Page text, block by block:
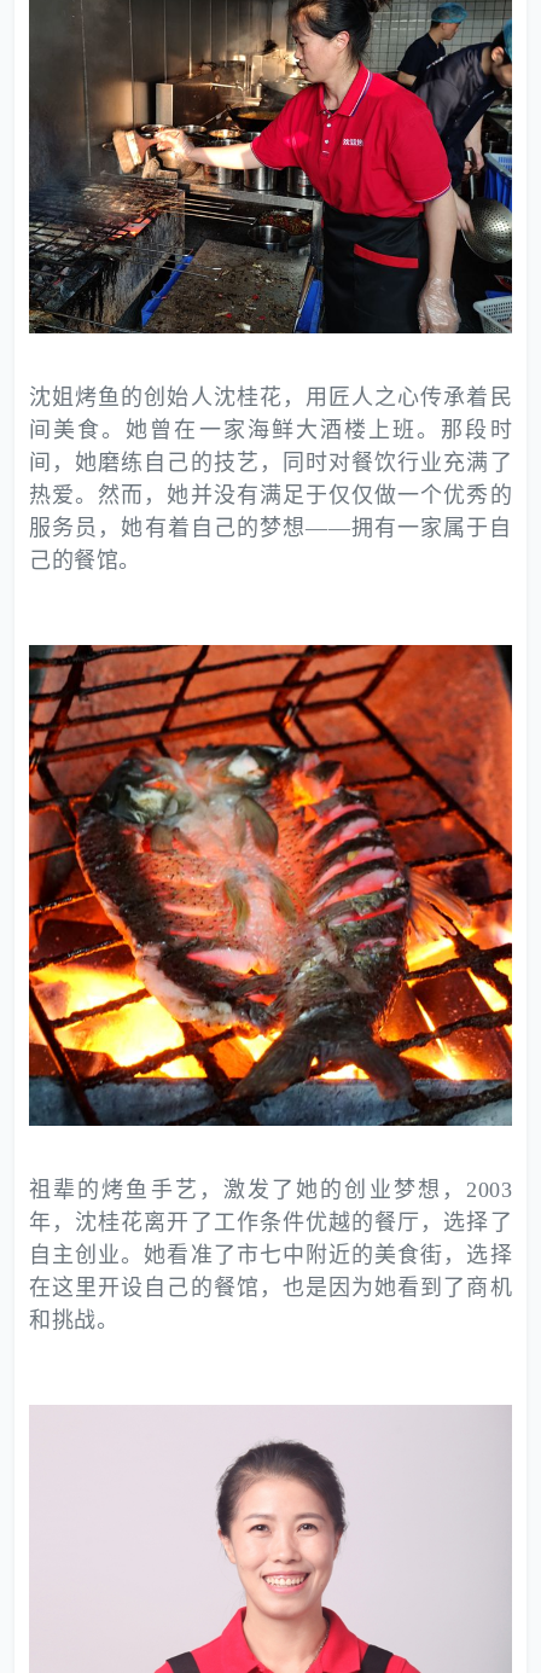
沈姐烤鱼的创始人沈桂花，用匠人之心传承着民
间美食。她曾在一家海鲜大酒楼上班。那段时
间，她磨练自己的技艺，同时对餐饮行业充满了
热爱。然而，她并没有满足于仅仅做一个优秀的
服务员，她有着自己的梦想——拥有一家属于自
己的餐馆。
祖辈的烤鱼手艺，激发了她的创业梦想，2003
年，沈桂花离开了工作条件优越的餐厅，选择了
自主创业。她看准了市七中附近的美食街，选择
在这里开设自己的餐馆，也是因为她看到了商机
和挑战。